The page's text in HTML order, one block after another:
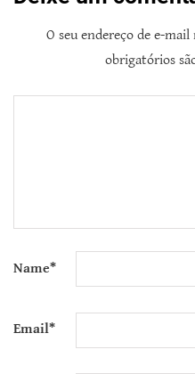
O seu endereço de e-
obrigatórios
Name*
Email*